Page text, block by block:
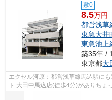
敷0
8.5万円
都営浅草
東急大井
東急池上
築35年 /
東京都大
エクセル河原：都営浅草線馬込駅に
ト 大田中馬込店(徒歩4分)がありちょ
7分に立地する物件です。最上階の物